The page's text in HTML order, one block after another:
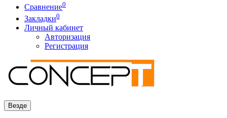
Сравнение0
Закладки0
Личный кабинет
Авторизация
Регистрация
Везде